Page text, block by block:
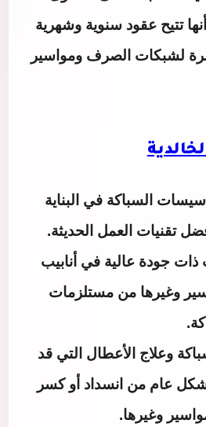
تتيح عقود سنوية وشهرية
لشبكات الصرف ومواسير
السباكة في البناية
تقنيات العمل الحديثة.
ذات جودة عالية في أنابيب
وغيرها من مستلزمات
وعلاج الأعطال التي قد
عام من انسداد أو كسر
وغيرها.